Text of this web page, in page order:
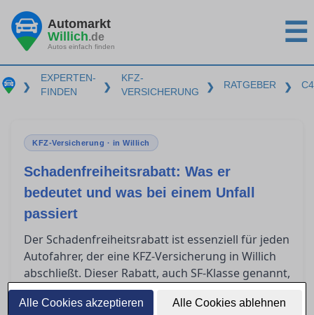
Alle Cookies akzeptieren Alle Cookies ablehnen
Automarkt
Willich.de
Autos einfach finden ☰
❯
EXPERTEN-
FINDEN
❯
KFZ-
VERSICHERUNG
❯ RATGEBER ❯
KFZ-Versicherung · in Willich
Schadenfreiheitsrabatt: Was er
bedeutet und was bei einem Unfall
passiert
Der Schadenfreiheitsrabatt ist essenziell für jeden
Autofahrer, der eine KFZ-Versicherung in Willich
abschließt. Dieser Rabatt, auch SF-Klasse genannt,
kann erhebliche Einsparungen bei der
Versicherungsprämie bedeuten. Doch was